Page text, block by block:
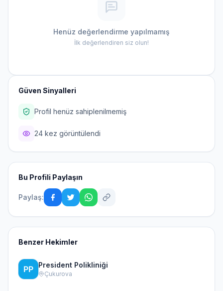
Henüz değerlendirme yapılmamış
İlk değerlendiren siz olun!
Güven Sinyalleri
Profil henüz sahiplenilmemiş
24 kez görüntülendi
Bu Profili Paylaşın
Paylaş:
Benzer Hekimler
President Polikliniği
Çukurova